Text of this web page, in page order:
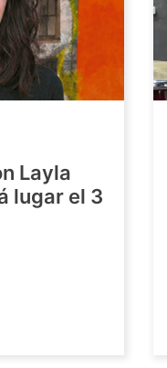
Layla
lugar el 3